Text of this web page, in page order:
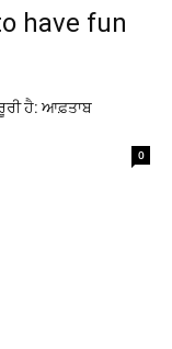
have fun
ਹੈ: ਆਫ਼ਤਾਬ
0